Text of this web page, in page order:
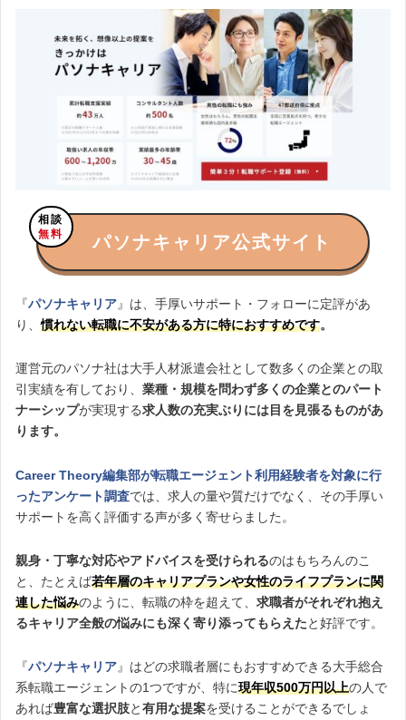
相談
無料
パソナキャリア公式サイト
『パソナキャリア』は、手厚いサポート・フォローに定評があ
り、慣れない転職に不安がある方に特におすすめです。
運営元のパソナ社は大手人材派遣会社として数多くの企業との取
引実績を有しており、 業種・規模を問わず多くの企業とのパート
ナーシップが実現する求人数の充実ぶりには目を見張るものがあ
ります。
Career Theory編集部が転職エージェント利用経験者を対象に行
ったアンケート調査では、求人の量や質だけでなく、その手厚い
サポートを高く評価する声が多く寄せらました。
親身・丁寧な対応やアドバイスを受けられるのはもちろんのこ
と、たとえば若年層のキャリアプランや女性のライフプランに関
連した悩みのように、転職の枠を超えて、 求職者がそれぞれ抱え
るキャリア全般の悩みにも深く寄り添ってもらえたと好評です。
『パソナキャリア』はどの求職者層にもおすすめできる大手総合
系転職エージェントの1つですが、特に現年収500万円以上の人で
あれば豊富な選択肢と有用な提案を受けることができるでしょ